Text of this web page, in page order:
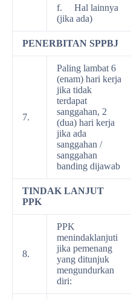
f. Hal lainnya
(jika ada)
PENERBITAN SPPBJ
7.
Paling lambat 6
(enam) hari kerja
jika tidak
terdapat
sanggahan, 2
(dua) hari kerja
jika ada
sanggahan /
sanggahan
banding dijawab
TINDAK LANJUT
PPK
8.
PPK
menindaklanjuti
jika pemenang
yang ditunjuk
mengundurkan
diri: